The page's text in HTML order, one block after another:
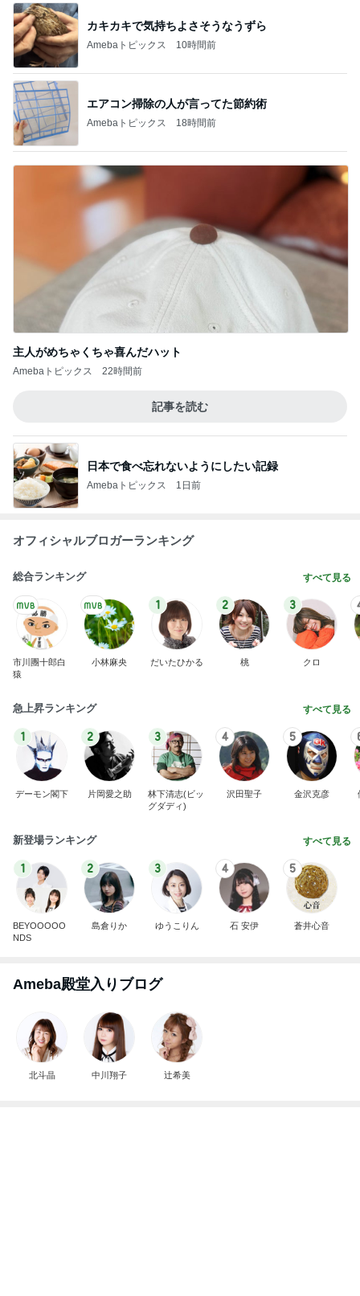
カキカキで気持ちよさそうなうずら
Amebaトピックス 10時間前
エアコン掃除の人が言ってた節約術
Amebaトピックス 18時間前
主人がめちゃくちゃ喜んだハット
Amebaトピックス 22時間前
記事を読む
日本で食べ忘れないようにしたい記録
Amebaトピックス 1日前
オフィシャルブロガーランキング
総合ランキング すべて見る
市川團十郎白
猿
小林麻央
1
だいたひかる
2
桃
3
クロ
急上昇ランキング すべて見る
1
デーモン閣下
2
片岡愛之助
3
林下清志(ビッ
グダディ)
4
沢田聖子
5
金沢克彦
新登場ランキング すべて見る
1
BEYOOOOO
NDS
2
島倉りか
3
ゆうこりん
4
石 安伊
5
蒼井心音
Ameba殿堂入りブログ
北斗晶 中川翔子 辻希美